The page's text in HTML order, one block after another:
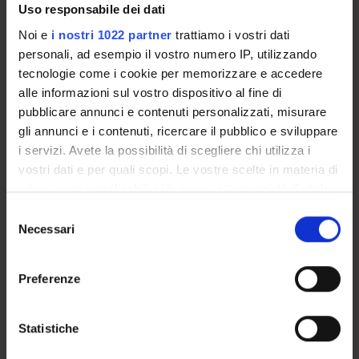
Uso responsabile dei dati
Noi e i nostri 1022 partner trattiamo i vostri dati
personali, ad esempio il vostro numero IP, utilizzando
tecnologie come i cookie per memorizzare e accedere
alle informazioni sul vostro dispositivo al fine di
pubblicare annunci e contenuti personalizzati, misurare
gli annunci e i contenuti, ricercare il pubblico e sviluppare
i servizi. Avete la possibilità di scegliere chi utilizza i
vostri dati e per quali scopi. Le vostre scelte in materia di
privacy sono applicabili solo su questa proprietà digitale
modificare o revocare il proprio consenso in qualsiasi
momento dalla Dichiarazione sui cookie o facendo clic
raccogliere informazioni sulla tua posizione
geografica, con un'approssimazione di qualche
delNecessari
Preferenze
Statistiche
ORGANISATION
GOVERNANCE
COMMITTEES
DEPARTMENT ADMINISTRATION OFFICES
LIBRARIES